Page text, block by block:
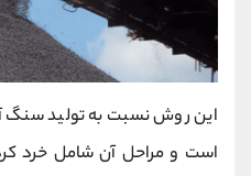
این روش نسبت به تولید سنگ
است و مراحل آن شامل خرد